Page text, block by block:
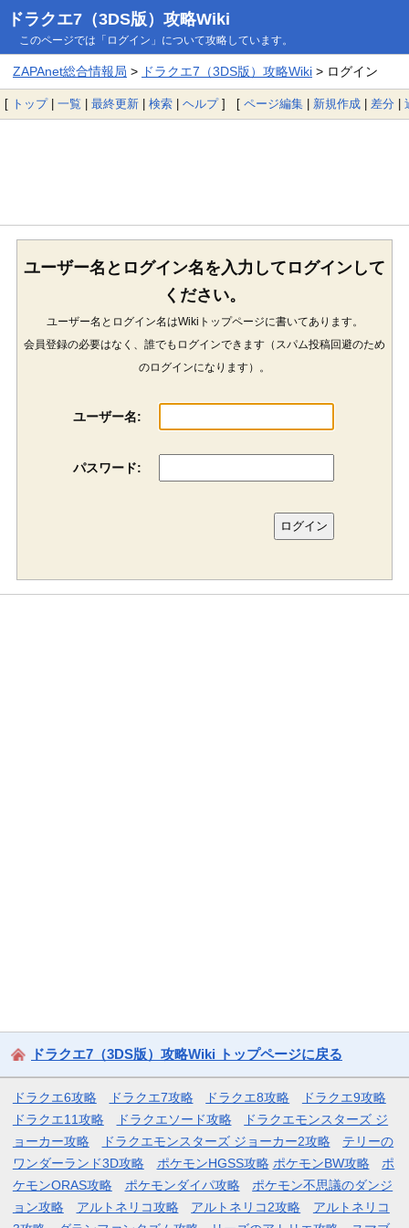
ドラクエ7（3DS版）攻略Wiki
このページでは「ログイン」について攻略しています。
ZAPAnet総合情報局 > ドラクエ7（3DS版）攻略Wiki> ログイン
[ トップ| 一覧 | 最終更新 | 検索 | ヘルプ] [ ページ編集 | 新規作成 | 差分 |
ユーザー名とログイン名を入力してログインして
ください。
ユーザー名とログイン名はWikiトップページに書いてあります。
会員登録の必要はなく、誰でもログインできます（スパム投稿回避のため
のログインになります）。
ユーザー名:
パスワード:
ドラクエ7（3DS版）攻略Wiki トップページに戻る
ドラクエ6攻略 ドラクエ7攻略 ドラクエ8攻略
ドラクエ9攻略
ドラクエ11攻略
ドラクエソード攻略
ドラクエモンスターズ ジ
ョーカー攻略
ドラクエモンスターズ ジョーカー2攻略
テリーの
ワンダーランド3D攻略
ポケモンHGSS攻略 ポケモンBW攻略
ポ
ケモンORAS攻略
ポケモンダイパ攻略
ポケモン不思議のダンジ
ョン攻略
アルトネリコ攻略 アルトネリコ2攻略
アルトネリコ